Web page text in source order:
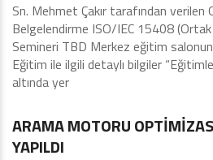
Sn. Mehmet Çakır tarafından
Belgelendirme ISO/IEC 15408
Semineri TBD Merkez eğitim
Eğitim ile ilgili detaylı bilgiler
altında yer
Şubelerimiz
ARAMA MOTORU
YAPILDI